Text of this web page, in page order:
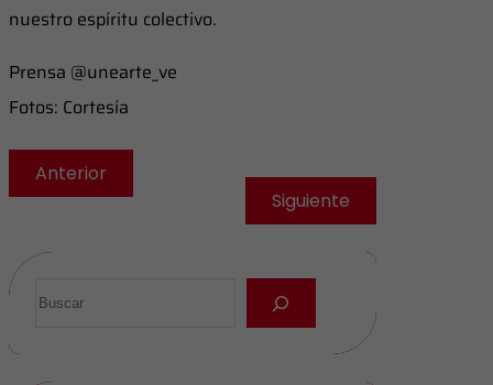
nuestro espíritu colectivo.
Prensa @unearte_ve
Fotos: Cortesía
Anterior
Siguiente